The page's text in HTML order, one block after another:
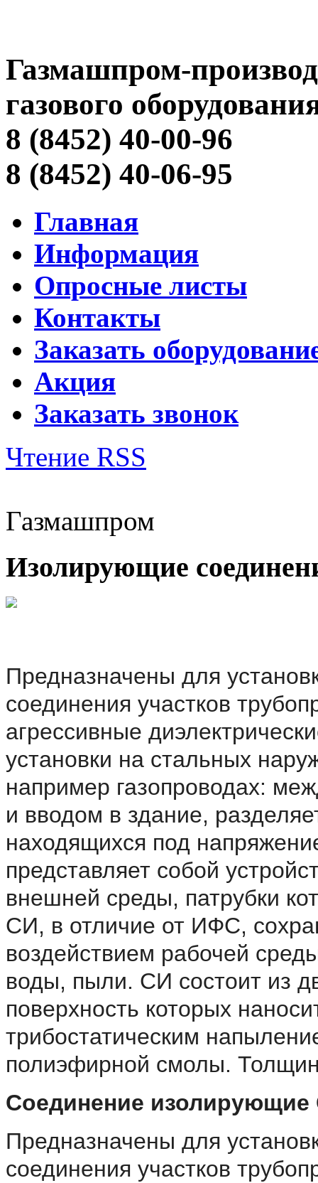
Газмашпром-
газового
8 (8452) 40-00-96
8 (8452) 40-06-95
Главная
Информация
Опросные листы
Контакты
Заказать
Акция
Заказать звонок
Чтение RSS
Газмашпром
Изолирующие
Предназначены для
соединения участков
агрессивные
установки на стальных
например газопроводах:
и вводом в здание,
находящихся под
представляет собой
внешней среды, патрубки
СИ, в отличие от ИФС,
воздействием рабочей
воды, пыли. СИ состоит из
поверхность которых
трибостатическим
полиэфирной смолы.
Соединение
Предназначены для
соединения участков